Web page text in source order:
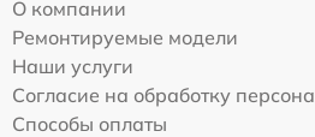
О компании
Ремонтируемые модели
Наши услуги
Согласие на обработку
Способы оплаты